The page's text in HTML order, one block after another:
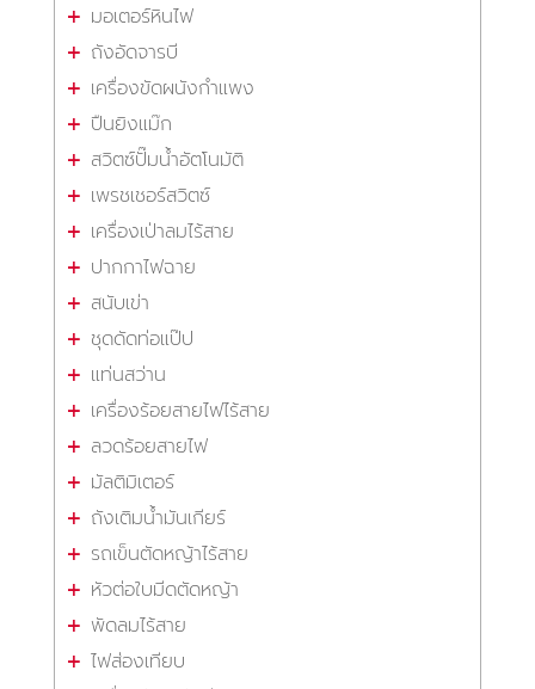
มอเตอร์หินไฟ
ถังอัดจารบี
เครื่องขัดผนังกำแพง
ปืนยิงแม๊ก
สวิตซ์ปั๊มน้ำอัตโนมัติ
เพรชเชอร์สวิตซ์
เครื่องเป่าลมไร้สาย
ปากกาไฟฉาย
สนับเข่า
ชุดดัดท่อแป๊ป
แท่นสว่าน
เครื่องร้อยสายไฟไร้สาย
ลวดร้อยสายไฟ
มัลติมิเตอร์
ถังเติมน้ำมันเกียร์
รถเข็นตัดหญ้าไร้สาย
หัวต่อใบมีดตัดหญ้า
พัดลมไร้สาย
ไฟส่องเทียบ